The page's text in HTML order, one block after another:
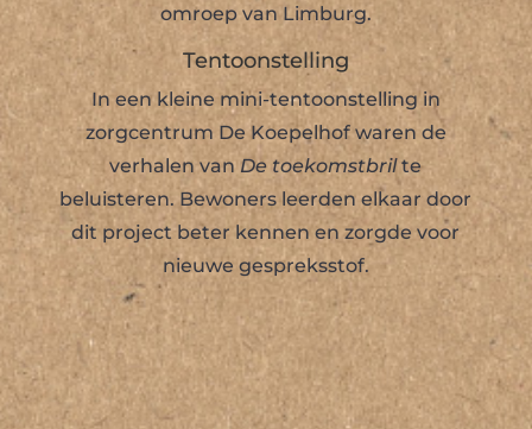
omroep van Limburg.
Tentoonstelling
In een kleine mini-tentoonstelling in
zorgcentrum De Koepelhof waren de
verhalen van De toekomstbrilte
beluisteren. Bewoners leerden elkaar door
dit project beter kennen en zorgde voor
nieuwe gespreksstof.